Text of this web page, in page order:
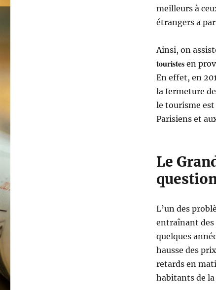
meilleurs à
étrangers a
Ainsi, on
touristesen
En effet, en
la fermeture
le tourisme
Parisiens et
Le
L’un des
entraînant des
quelques
hausse des
retards en
habitants de